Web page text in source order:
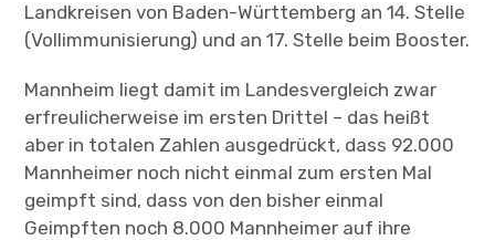
Landkreisen von Baden-Württemberg an 14. Stelle
(Vollimmunisierung) und an 17. Stelle beim Booster.
Mannheim liegt damit im Landesvergleich zwar
erfreulicherweise im ersten Drittel – das heißt
aber in totalen Zahlen ausgedrückt, dass 92.000
Mannheimer noch nicht einmal zum ersten Mal
geimpft sind, dass von den bisher einmal
Geimpften noch 8.000 Mannheimer auf ihre